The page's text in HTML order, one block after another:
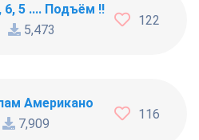
5 .... Подъём !!!
5,473
122
Американо
7,909
116